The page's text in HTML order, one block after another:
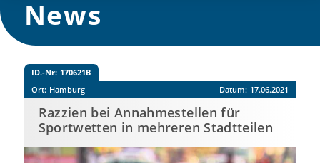
News
ID.-Nr: 170621B
Ort: Hamburg Datum: 17.06.2021
Razzien bei Annahmestellen für
Sportwetten in mehreren Stadtteilen